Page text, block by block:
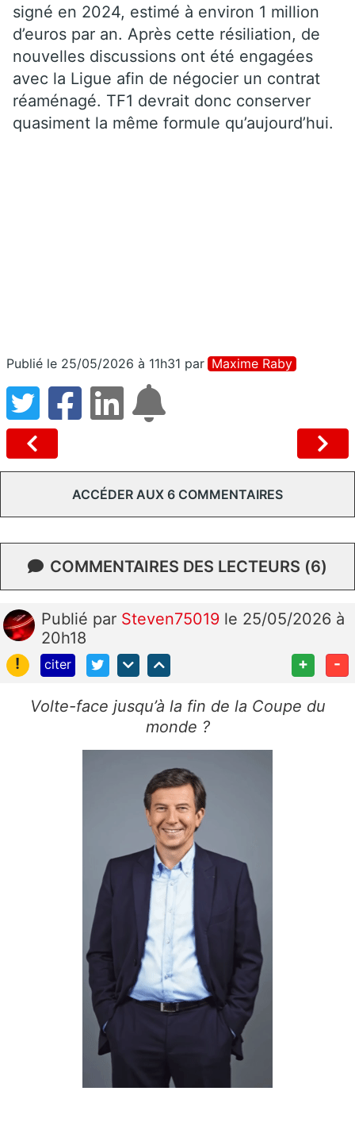
signé en 2024, estimé à environ 1 million
d’euros par an. Après cette résiliation, de
nouvelles discussions ont été engagées
avec la Ligue afin de négocier un contrat
réaménagé. TF1 devrait donc conserver
quasiment la même formule qu’aujourd’hui.
Publié le 25/05/2026 à 11h31 par Maxime Raby
ACCÉDER AUX 6 COMMENTAIRES
COMMENTAIRES DES LECTEURS (6)
Publié par Steven75019 le 25/05/2026 à
20h18
!
citer + -
Volte-face jusqu’à la fin de la Coupe du
monde ?